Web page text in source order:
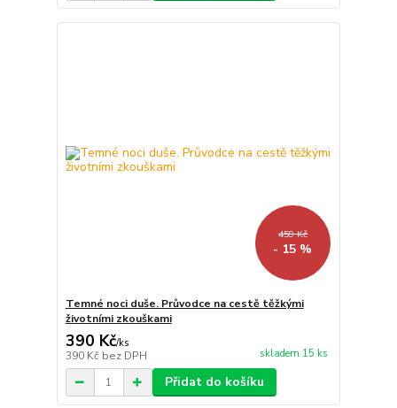
459 Kč
- 15 %
Temné noci duše. Průvodce na cestě těžkými
životními zkouškami
390 Kč/ks
390 Kč bez DPH skladem 15 ks
Přidat do košíku